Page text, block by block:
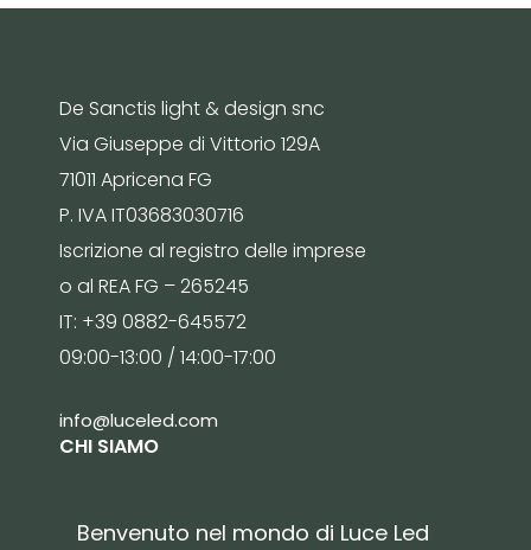
De Sanctis light & design snc
Via Giuseppe di Vittorio 129A
71011 Apricena FG
P. IVA IT03683030716
Iscrizione al registro delle imprese
o al REA FG – 265245
IT: +39 0882-645572
09:00-13:00 / 14:00-17:00
info@luceled.com
CHI SIAMO
Benvenuto nel mondo di Luce Led